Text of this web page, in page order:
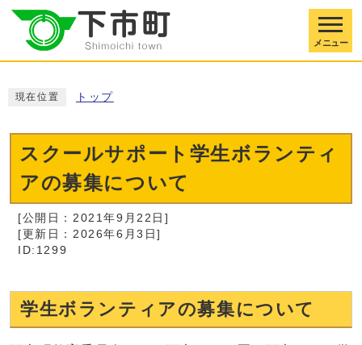
メニュー
現在位置 トップ
スクールサポート学生ボランティ
アの募集について
[公開日：2021年9月22日]
[更新日：2026年6月3日]
ID:1299
学生ボランティアの募集について